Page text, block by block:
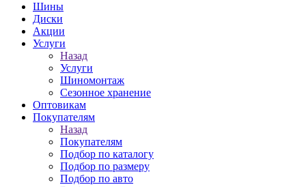
Шины
Диски
Акции
Услуги
Назад
Услуги
Шиномонтаж
Сезонное хранение
Оптовикам
Покупателям
Назад
Покупателям
Подбор по каталогу
Подбор по размеру
Подбор по авто